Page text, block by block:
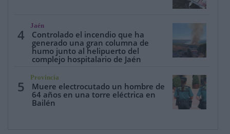
4
Jaén
Controlado el incendio que ha
generado una gran columna de
humo junto al helipuerto del
complejo hospitalario de Jaén
5
Provincia
Muere electrocutado un hombre de
64 años en una torre eléctrica en
Bailén